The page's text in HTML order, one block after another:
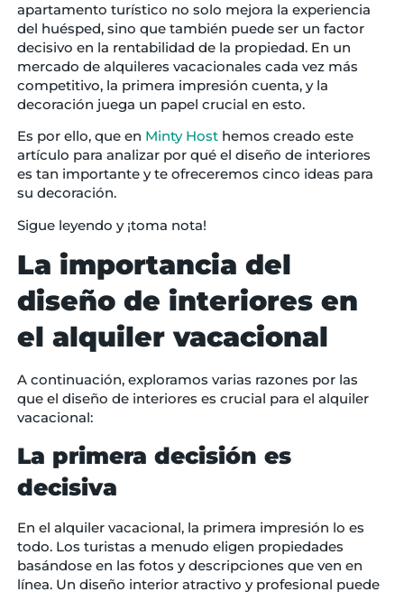
apartamento turístico no solo mejora la experiencia
del huésped, sino que también puede ser un factor
decisivo en la rentabilidad de la propiedad. En un
mercado de alquileres vacacionales cada vez más
competitivo, la primera impresión cuenta, y la
decoración juega un papel crucial en esto.
Es por ello, que en Minty Hosthemos creado este
artículo para analizar por qué el diseño de interiores
es tan importante y te ofreceremos cinco ideas para
su decoración.
Sigue leyendo y ¡toma nota!
La importancia del
diseño de interiores en
el alquiler vacacional
A continuación, exploramos varias razones por las
que el diseño de interiores es crucial para el alquiler
vacacional:
La primera decisión es
decisiva
En el alquiler vacacional, la primera impresión lo es
todo. Los turistas a menudo eligen propiedades
basándose en las fotos y descripciones que ven en
línea. Un diseño interior atractivo y profesional puede